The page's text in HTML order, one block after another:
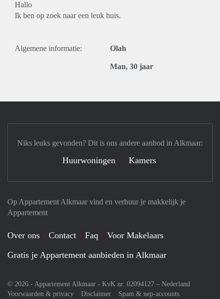
Hallo
Ik ben op zoek naar een leuk huis.
Algemene informatie: Olah
Man, 30 jaar
Op Appartement Alkmaar vind en verhuur je makkelijk je
Appartement
Over ons Contact Faq
Voor Makelaars
Gratis je Appartement aanbieden in Alkmaar
© 2026 - Appartement Alkmaar - KvK nr. 02094127 – Nederland
Voorwaarden & privacy
Disclaimer Spam & nep-accounts
Niks leuks gevonden? Dit is ons andere aanbod in Alkmaar:
Huurwoningen Kamers